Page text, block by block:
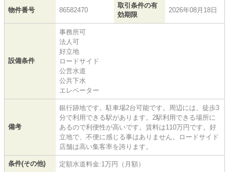
物件番号 86582470
取引条件の有
効期限
2026年08月18日
設備条件
事務所可
法人可
好立地
ロードサイド
公営水道
公共下水
エレベーター
備考
銀行跡地です。駐車場2台可能です。周辺には、徒歩3
分で利用できる駅があります。2駅利用できる場所に
あるので利便性が高いです。賃料は110万円です。好
立地で、不便に感じる事はありません。ロードサイド
店舗は高い集客率を誇ります。
条件(その他) 定額水道料金:1万円（月額）